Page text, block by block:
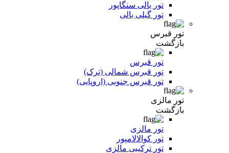
تور بالی سنگاپور
تور گیلی بالی
تور قبرس
بازگشت
تور قبرس
تور قبرس شمالی (ترک)
تور قبرس جنوبی (اروپایی)
تور مالزی
بازگشت
تور مالزی
تور کوالالامپور
تور ترکیبی مالزی